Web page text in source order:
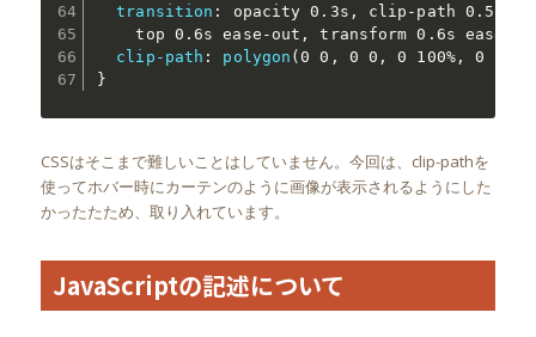
transition : opacity 0.3s ,
clip-path 0.5s
    top 0.6s ease-out
,
transform 0.6s ease-
clip-path : polygon (0 0 , 0 0 , 0 100%, 0 100%
}
CSSはそこまで難しいことはしていません。今回は、clip-pathを
使ってホバー時にカーテンのように画像が表示されるようにした
かったたため、取り入れています。
JavaScriptの記述について